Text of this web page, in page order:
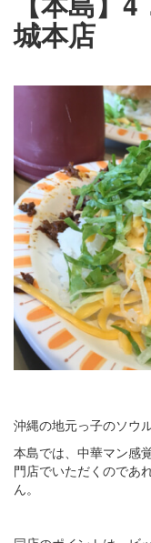
城本店
沖縄の地元っ子のソウ
本島では、中華マン感
門店でいただくのであ
ん。